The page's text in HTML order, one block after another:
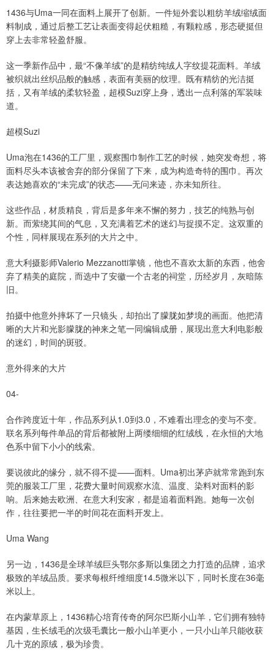
1436与Uma一同在面料上展开了创新。一件短外套以粗纺羊绒缩绒面
料制成，通过后整工艺让表面变得起伏粗糙，有颗粒感，形态硬挺但
穿上去非常轻盈舒服。
这一季新作品中，最“不像羊绒”的是精纺纯绒人字纹提花面料。羊绒
被织就出丝织品般的触感，表面有美丽的纹理。既有精纺的光洁挺
括，又有羊绒的柔软轻盈，超模Suzi穿上身，透出一点利落的军装味
道。
超模Suzi
Uma泡在1436的工厂里，观察围巾制作工艺的时候，她突发奇想，将
面料尽头本该被舍弃的部分保留了下来，成为构造奇特的围巾。再次
表达她喜欢的“未完成”的状态——无问来迹，亦未知所往。
这些作品，材质精良，背后是多年来不懈的努力，技艺的纯熟与创
新。而萦绕其间的气息，又充满着艺术的迷幻与捉摸不定。这双重的
个性，同样展现在系列的大片之中。
意大利摄影师Valerio Mezzanotti掌镜，他也不喜欢太新的东西，他舍
弃了精美的庭院，而选中了安徽一个古老的祠堂，历经岁月，灰暗陈
旧。
拍摄中他意外摔坏了一只镜头，却拍出了朦胧如梦境的画面。他把清
晰的大片和光影朦胧的神来之笔一同编辑成册，展现出意大利电影般
的迷幻，时间的斑驳。
意外得来的大片
04-
合作跨度近十年，作品系列从1.0到3.0，不难看出理念的变与不变。
联名系列每件单品的背后都被附上两缕细细的红绒线，在永恒的大地
色系中留下小小的线索。
要说彼此的缘分，就不得不提——面料。Uma初出茅庐就常常跑到东
莞的服装工厂里，花费大量时间观察水流、温度、染料对面料的影
响。后来她去欧洲、在意大利安家，都是追着面料跑。她每一次创
作，往往要把一半的时间花在面料开发上。
Uma Wang
另一边，1436是全球羊绒巨头鄂尔多斯以集团之力打造的品牌，追求
极致的羊绒品质。要求每根纤维细度14.5微米以下，同时长度在36毫
米以上。
在内蒙草原上，1436精心培育传奇的阿尔巴斯小山羊，它们拥有独特
基因，生长绒毛的次级毛囊比一般小山羊更小，一只小山羊只能收获
几十克的原绒，极为珍贵。